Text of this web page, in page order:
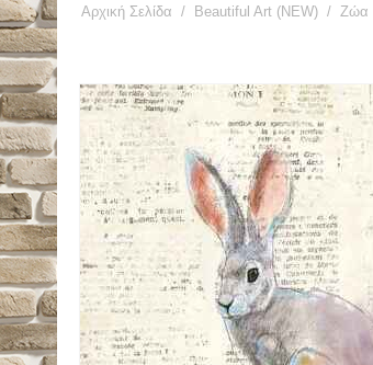
Αρχική Σελίδα / Beautiful Art (NEW) / Ζώα